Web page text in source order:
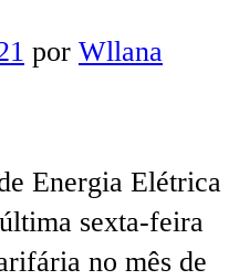
por Wllana
Energia Elétrica
sexta-feira
no mês de